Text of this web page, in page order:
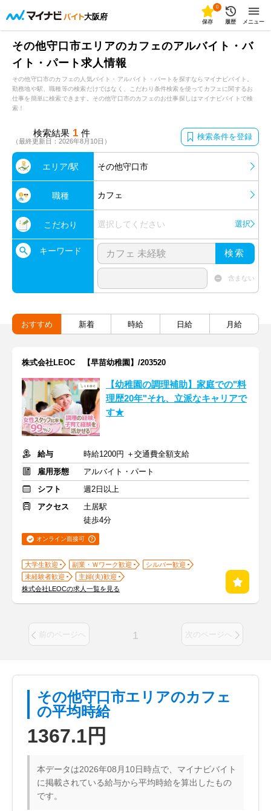
大阪府
0
保存 履歴 メニュー
その他守口市エリアのカフェのアルバイト・バ
イト・パート求人情報
その他守口市のカフェの人気バイト・アルバイト・パートを探すならマイナビバイト。
勤務地や駅、職種等の検索だけではなく、こだわり条件検索を使ってカフェに関するお
仕事を簡単に検索できます。その他守口市のカフェのお仕事探しはマイナビバイトで検
索！
検索結果 1 件
（最終更新日：2026年8月10日） 検索条件を登録
エリア/駅 その他守口市
職種 カフェ
こだわり 選択してください 選択
キーワード 検索
含まない
おすすめ 新着 時給 日給 月給
株式会社LEOC 【早苗幼稚園】/203520
【幼稚園の調理補助】家庭での"料
理歴20年"それ、立派なキャリアで
す★
給与
時給1200円 ＋交通費全額支給
雇用形態
アルバイト・パート
シフト
週2日以上
アクセス
土居駅
徒歩4分
オンライン面接可
大学生歓迎 副業・Ｗワーク歓迎
シルバー歓迎
未経験者歓迎
主婦(夫)歓迎
株式会社LEOCの求人一覧を見る
前のページへ 1 次のページへ
その他守口市エリアのカフェ
の平均時給
1367.1円
本データは2026年08月10日時点で、マイナビバイト
に掲載されている給与から平均時給を算出したもの
です。